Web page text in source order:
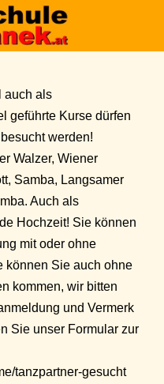
auch als
geführte Kurse dürfen
werden!
Walzer, Wiener
Samba, Langsamer
Auch als
Hochzeit! Sie können
mit oder ohne
können Sie auch ohne
kommen, wir bitten
und Vermerk
Sie unser Formular zur
tanzpartner-gesucht